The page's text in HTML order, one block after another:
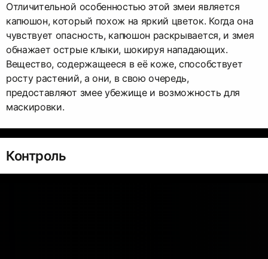
Отличительной особенностью этой змеи является
капюшон, который похож на яркий цветок. Когда она
чувствует опасность, капюшон раскрывается, и змея
обнажает острые клыки, шокируя нападающих.
Вещество, содержащееся в её коже, способствует
росту растений, а они, в свою очередь,
предоставляют змее убежище и возможность для
маскировки.
Контроль